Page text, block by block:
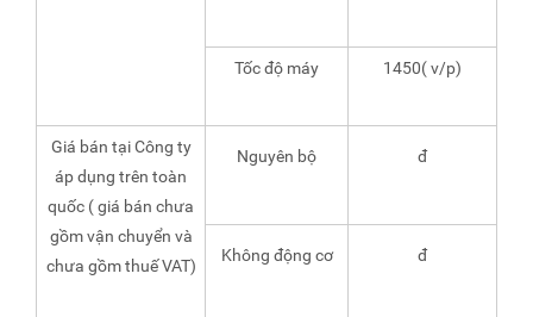
Tốc độ máy 1450( v/p)
Giá bán tại Công ty
áp dụng trên toàn
quốc ( giá bán chưa
gồm vận chuyển và
chưa gồm thuế VAT)
Nguyên bộ đ
Không động cơ đ